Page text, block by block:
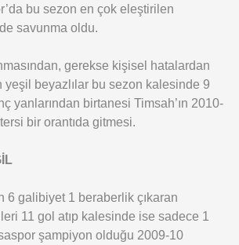
bu sezon en çok eleştirilen
savunma oldu.
gerekse kişisel hatalardan
yeşil beyazlılar bu sezon kalesinde 9
yanlarından birtanesi Timsah’ın 2010-
bir orantıda gitmesi.
6 galibiyet 1 beraberlik çıkaran
11 gol atıp kalesinde ise sadece 1
şampiyon olduğu 2009-10